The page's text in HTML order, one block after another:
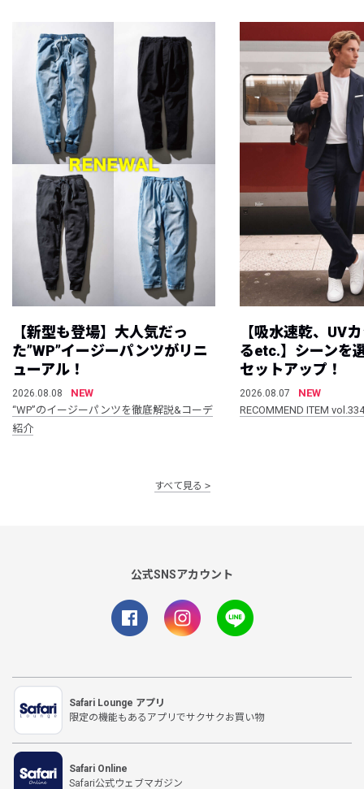
【新型も登場】大人気だっ
た”WP”イージーパンツがリニ
ューアル！
2026.08.08
NEW
“WP”のイージーパンツを徹底解説&コーデ
紹介
【吸水速乾、UV
るetc.】シーンを
セットアップ！
2026.08.07
NEW
RECOMMEND ITEM vol.334
すべて見る
公式SNSアカウント
Safari Lounge アプリ
限定の機能もあるアプリでサクサクお買い物
Safari Online
Safari公式ウェブマガジン